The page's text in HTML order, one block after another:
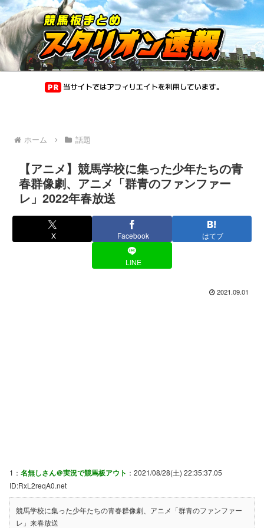
ホーム 話題
【アニメ】競馬学校に集った少年たちの青
春群像劇、アニメ「群青のファンファー
レ」2022年春放送
X Facebook はてブ
LINE
2021.09.01
1： 名無しさん＠実況で競馬板アウト ：2021/08/28(土) 22:35:37.05
ID:RxL2reqA0.net
競馬学校に集った少年たちの青春群像劇、アニメ「群青のファンファー
レ」来春放送